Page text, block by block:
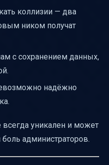
коллизии — два
ником получат
с сохранением данных,
надёжно
всегда уникален и может
администраторов.